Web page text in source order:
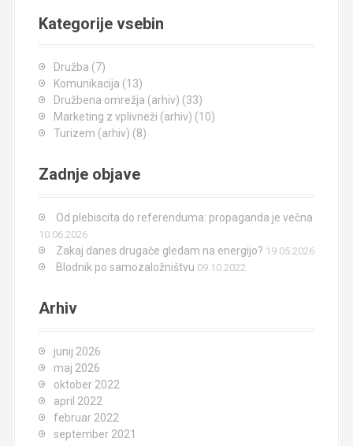
Kategorije vsebin
Družba (7)
Komunikacija (13)
Družbena omrežja (arhiv) (33)
Marketing z vplivneži (arhiv) (10)
Turizem (arhiv) (8)
Zadnje objave
Od plebiscita do referenduma: propaganda je večna
10.06.2026
Zakaj danes drugače gledam na energijo? 19.05.2026
Blodnik po samozaložništvu 09.10.2022
Arhiv
junij 2026
maj 2026
oktober 2022
april 2022
februar 2022
september 2021